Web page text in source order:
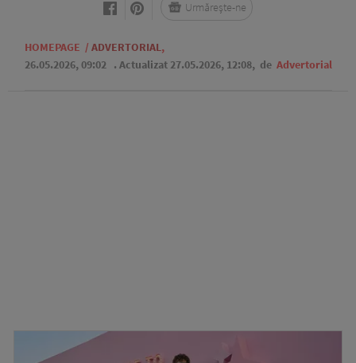
HOMEPAGE / ADVERTORIAL,
26.05.2026, 09:02 . Actualizat 27.05.2026, 12:08, de Advertorial
Urmărește-ne